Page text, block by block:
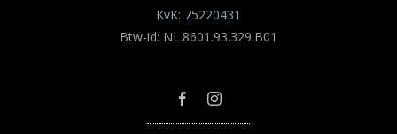
KvK: 75220431
Btw-id: NL.8601.93.329.B01